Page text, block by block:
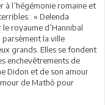
à l’hégémonie romaine et
: « Delenda
royaume d’Hannibal
la ville
grands. Elles se fondent
enchevêtrements de
Didon et de son amour
de Mathô pour